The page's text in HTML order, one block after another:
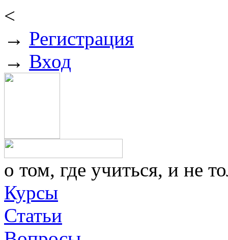
<
→ Регистрация
→ Вход
о том, где учиться, и не
Курсы
Статьи